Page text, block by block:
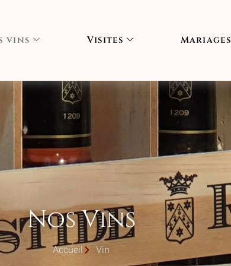
vins Visites Mariages
Nos Vins
Accueil Vin